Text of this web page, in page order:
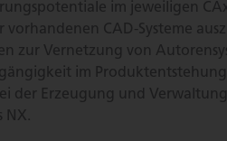
im jeweiligen
vorhandenen CAD-Systeme
zur Vernetzung von
im
der Erzeugung und
NX.